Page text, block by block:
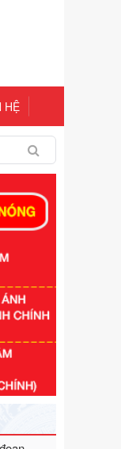
HỆ
CP